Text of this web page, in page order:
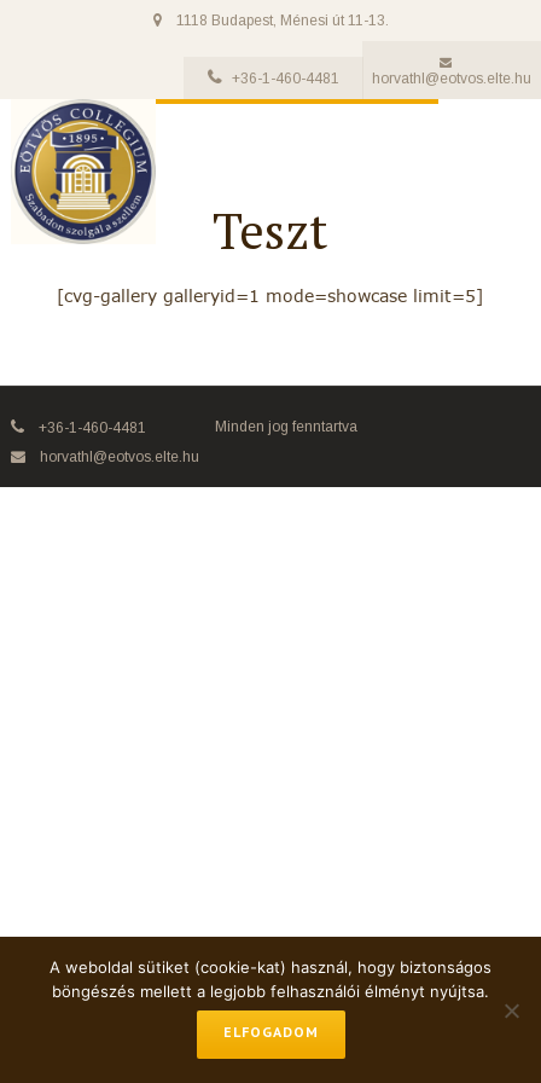
1118 Budapest, Ménesi út 11-13.
+36-1-460-4481 horvathl@eotvos.elte.hu
Teszt
[cvg-gallery galleryid=1 mode=showcase limit=5]
+36-1-460-4481
horvathl@eotvos.elte.hu
Minden jog fenntartva
A weboldal sütiket (cookie-kat) használ, hogy biztonságos
böngészés mellett a legjobb felhasználói élményt nyújtsa.
ELFOGADOM